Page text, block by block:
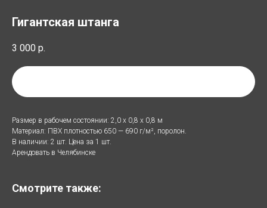
Гигантская штанга
3 000 р.
Размер в рабочем состоянии: 2,0 х 0,8 х 0,8 м
Материал: ПВХ плотностью 650 — 690 г/м², поролон.
В наличии: 2 шт. Цена за 1 шт.
Арендовать в Челябинске
Смотрите также: